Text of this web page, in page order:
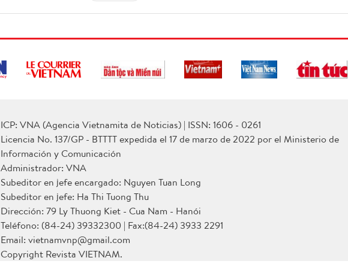
ICP: VNA (Agencia Vietnamita de Noticias) | ISSN: 1606 - 0261
Licencia No. 137/GP - BTTTT expedida el 17 de marzo de 2022 por el Ministerio de
Información y Comunicación
Administrador: VNA
Subeditor en jefe encargado: Nguyen Tuan Long
Subeditor en jefe: Ha Thi Tuong Thu
Dirección: 79 Ly Thuong Kiet - Cua Nam - Hanói
Teléfono: (84-24) 39332300 | Fax:(84-24) 3933 2291
Email: vietnamvnp@gmail.com
Copyright Revista VIETNAM.